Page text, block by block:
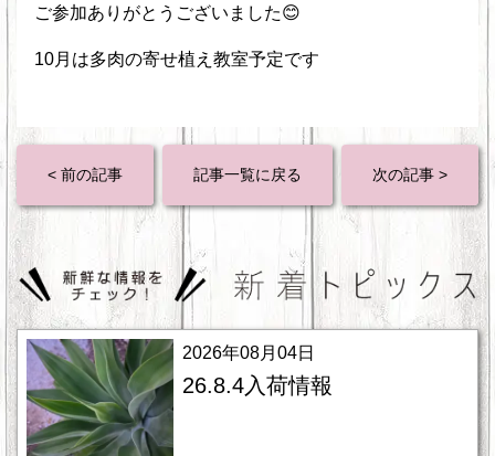
ご参加ありがとうございました😊
10月は多肉の寄せ植え教室予定です
< 前の記事 記事一覧に戻る 次の記事 >
2026年08月04日
26.8.4入荷情報